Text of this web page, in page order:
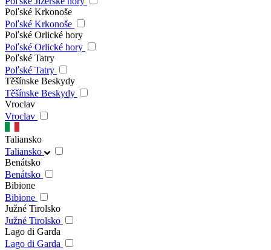
Poľské Krkonoše
Poľské Krkonoše
Poľské Orlické hory
Poľské Orlické hory
Poľské Tatry
Poľské Tatry
Těšínske Beskydy
Těšínske Beskydy
Vroclav
Vroclav
Taliansko
Taliansko
Benátsko
Benátsko
Bibione
Bibione
Južné Tirolsko
Južné Tirolsko
Lago di Garda
Lago di Garda